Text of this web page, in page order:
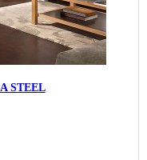
STEEL